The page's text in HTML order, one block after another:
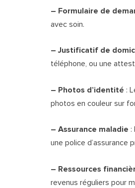
– Formulaire de
avec soin.
– Justificatif de
téléphone, ou une
– Photos d’identité :
photos en couleur sur
– Assurance maladie :
une police d’assurance
– Ressources
revenus réguliers pour